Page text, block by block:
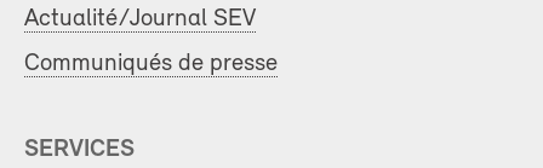
Actualité/Journal SEV
Communiqués de presse
SERVICES